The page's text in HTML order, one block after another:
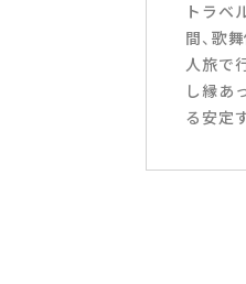
トラベ
間、歌
人旅で
し縁あ
る安定